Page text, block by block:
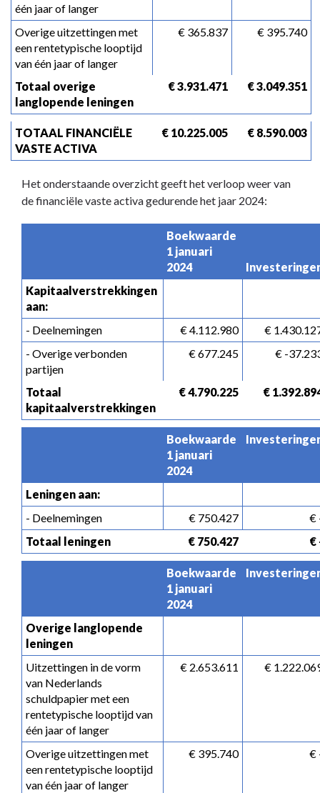
één jaar of langer
Overige uitzettingen met
een rentetypische looptijd
van één jaar of langer
€ 365.837 € 395.740
Totaal overige
langlopende leningen
€ 3.931.471 € 3.049.351
TOTAAL FINANCIËLE
VASTE ACTIVA
€ 10.225.005 € 8.590.003
Het onderstaande overzicht geeft het verloop weer van
de financiële vaste activa gedurende het jaar 2024:
Boekwaarde
1 januari
2024
Kapitaalverstrekkingen
aan:
- Deelnemingen
€ 4.112.980
€
- Overige verbonden
partijen
€ 677.245 € -
Totaal
kapitaalverstrekkingen
€ 4.790.225 €
Boekwaarde
1 januari
2024
Leningen aan:
- Deelnemingen
€ 750.427
€
Totaal leningen
€ 750.427 €
Boekwaarde
1 januari
2024
Overige langlopende
leningen
Uitzettingen in de vorm
van Nederlands
schuldpapier met een
rentetypische looptijd van
één jaar of langer
€ 2.653.611 €
Overige uitzettingen met
een rentetypische looptijd
van één jaar of langer
€ 395.740 €